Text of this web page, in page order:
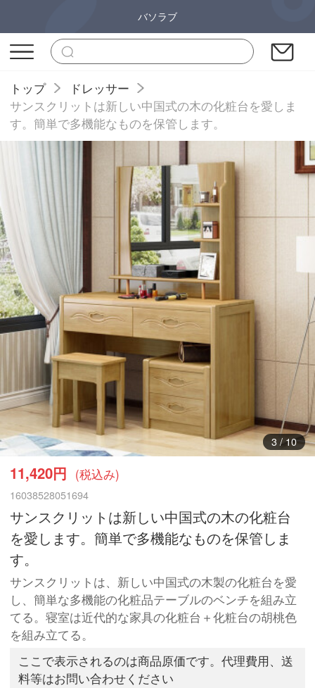
バソラブ
トップ
ドレッサー
サンスクリットは新しい中国式の木の化粧台を愛しま
す。簡単で多機能なものを保管します。
4/ 10
11,420円 (税込み)
16038528051694
サンスクリットは新しい中国式の木の化粧台
を愛します。簡単で多機能なものを保管しま
す。
サンスクリットは、新しい中国式の木製の化粧台を愛
し、簡単な多機能の化粧品テーブルのベンチを組み立
てる。寝室は近代的な家具の化粧台＋化粧台の胡桃色
を組み立てる。
ここで表示されるのは商品原価です。代理費用、送
料等はお問い合わせください